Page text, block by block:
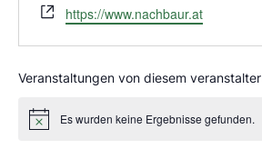
Webseite
https://www.nachbaur.at
Veranstaltungen von diesem veranstalter
HinweisEs wurden keine Ergebnisse gefunden.